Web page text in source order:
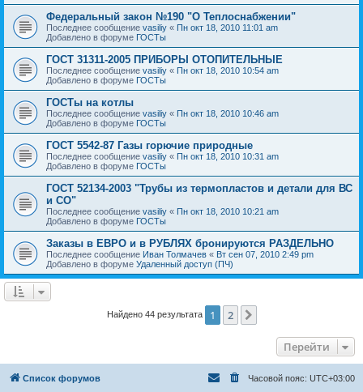
Федеральный закон №190 "О Теплоснабжении"
Последнее сообщение vasiliy « Пн окт 18, 2010 11:01 am
Добавлено в форуме ГОСТы
ГОСТ 31311-2005 ПРИБОРЫ ОТОПИТЕЛЬНЫЕ
Последнее сообщение vasiliy « Пн окт 18, 2010 10:54 am
Добавлено в форуме ГОСТы
ГОСТы на котлы
Последнее сообщение vasiliy « Пн окт 18, 2010 10:46 am
Добавлено в форуме ГОСТы
ГОСТ 5542-87 Газы горючие природные
Последнее сообщение vasiliy « Пн окт 18, 2010 10:31 am
Добавлено в форуме ГОСТы
ГОСТ 52134-2003 "Трубы из термопластов и детали для ВС
и СО"
Последнее сообщение vasiliy « Пн окт 18, 2010 10:21 am
Добавлено в форуме ГОСТы
Заказы в ЕВРО и в РУБЛЯХ бронируются РАЗДЕЛЬНО
Последнее сообщение Иван Толмачев « Вт сен 07, 2010 2:49 pm
Добавлено в форуме Удаленный доступ (ПЧ)
Найдено 44 результата 1 2
Перейти
Список форумов Часовой пояс: UTC+03:00